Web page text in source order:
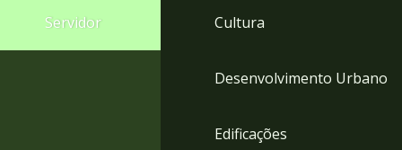
para
Servidor Cultura
Desenvolvimento Urbano
Edificações